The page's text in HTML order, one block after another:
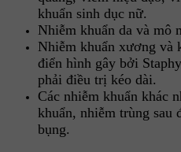
khuẩn sinh dục nữ.
Nhiễm khuẩn da và mô
Nhiễm khuẩn xương và
điển hình gây bởi
phải điều trị kéo dài.
Các nhiễm khuẩn khác
khuẩn, nhiễm trùng sau
bụng.